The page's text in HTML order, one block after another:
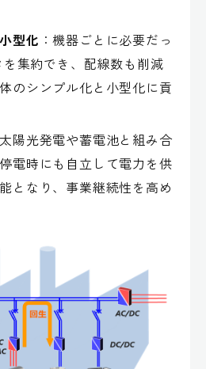
型化 ：機器ごとに必要だっ
集約でき、配線数も削減
のシンプル化と小型化に貢
太陽光発電や蓄電池と組み合
電時にも自立して電力を供
となり、事業継続性を高め